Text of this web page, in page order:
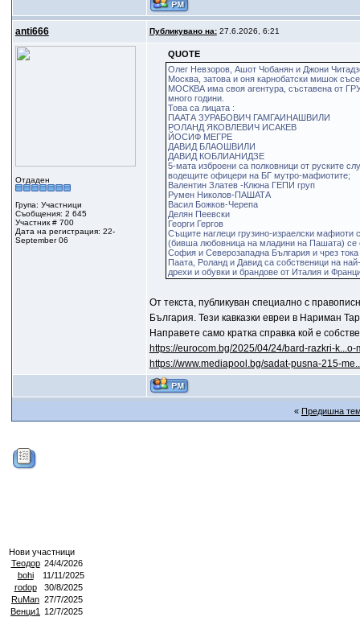
anti666 Публикувано на:27.6.2026, 6:21
Отдаден
Група: Участници
Съобщения: 2 645
Участник # 700
Дата на регистрация: 22-
September 06
QUOTE
Олег Невзоров, Ашот Чобанян и Джони
Москва, затова и оня карнобатски мишок
МОСКВА има своя агентура, съставена от
много години.
Това са лицата :
ПААТА ЗУРАБОВИЧ ГАМГАИНАШВИЛИ
РОЛАНД ЯКОВЛЕВИЧ ИСАКЕВ
ЙОСИФ МЕГРЕ
ДАВИД БЛАОШВИЛИ
ДАВИД КОБЛИАНИДЗЕ
5-мата изброени са полковници от руските
водещите офицери на БГ мутро-мафиотите;
Валентин Златев -Клюна ГЕПИ груп
Румен Николов-ПАШАТА
Васил Божков-Черепа
Делян Пеевски
Георги Гергов
Същите наглеци грузино-израелски
(бивша любовница на младини на Пашата) се
София и Северозападна България и чрез
Паата, Роланд и Давид са собственици на
дрехи и обувки и брандове от Италия и
От текста, публикуван специално с
България. Тези кавказки евреи в Нариман
Направете само кратка справка кой е
https://eurocom.bg/2025/04/24/bard-razkri-k...o-
https://www.mediapool.bg/sadat-pusna-215-
« Предишна
Нови участници
Теодор 24/4/2026
bohi
11/11/2025
rodop
30/8/2025
RuMan 27/7/2025
Венци1
12/7/2025